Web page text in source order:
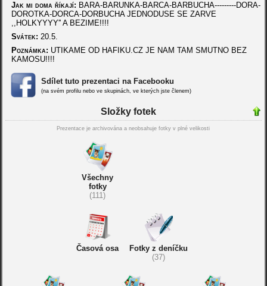
Jak mi doma říkají: BARA-BARUNKA-BARCA-BARBUCHA---------DORA-
DOROTKA-DORCA-DORBUCHA JEDNODUSE SE ZARVE
,,HOLKYYYY'' A BEZIME!!!!
Svátek: 20.5.
Poznámka: UTIKAME OD HAFIKU.CZ JE NAM TAM SMUTNO BEZ
KAMOSU!!!!
Sdílet tuto prezentaci na Facebooku
(na svém profilu nebo ve skupinách, ve kterých jste členem)
Složky fotek
Prezentace je archivována a neobsahuje fotky v plné velikosti
Všechny
fotky
(111)
Časová osa
Fotky z deníčku
(37)